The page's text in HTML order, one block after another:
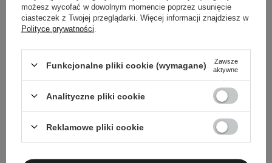
możesz wycofać w dowolnym momencie poprzez usunięcie
ciasteczek z Twojej przeglądarki. Więcej informacji znajdziesz w
Polityce prywatności
Funkcjonalne pliki cookie (wymagane)
Zawsze
aktywne
Analityczne pliki cookie
Reklamowe pliki cookie